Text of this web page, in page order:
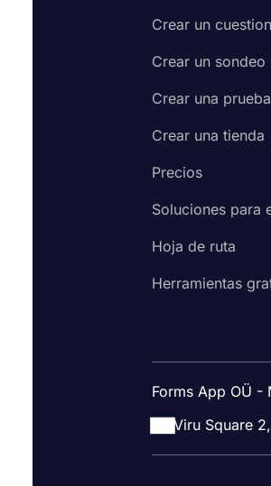
Crear un
Crear un sondeo
Crear una prueba
Crear una tienda
Precios
Soluciones para
Hoja de ruta
Herramientas
Forms App OÜ -
Viru Square